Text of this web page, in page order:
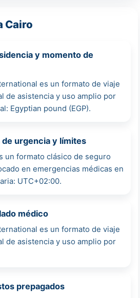
Cairo
y momento de
es un formato de viaje
de asistencia y uso amplio por
Egyptian pound (EGP).
urgencia y límites
un formato clásico de seguro
en emergencias médicas en
UTC+02:00.
médico
es un formato de viaje
de asistencia y uso amplio por
prepagados